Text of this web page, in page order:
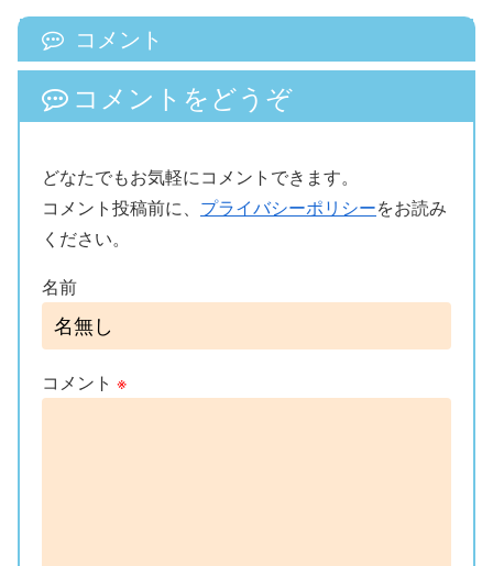
コメント
コメントをどうぞ
どなたでもお気軽にコメントできます。
コメント投稿前に、 プライバシーポリシーをお読み
ください。
名前
コメント ※